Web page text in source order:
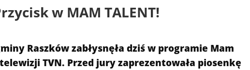
w MAM TALENT!
Raszków zabłysnęła dziś w programie Mam
TVN. Przed jury zaprezentowała piosenkę